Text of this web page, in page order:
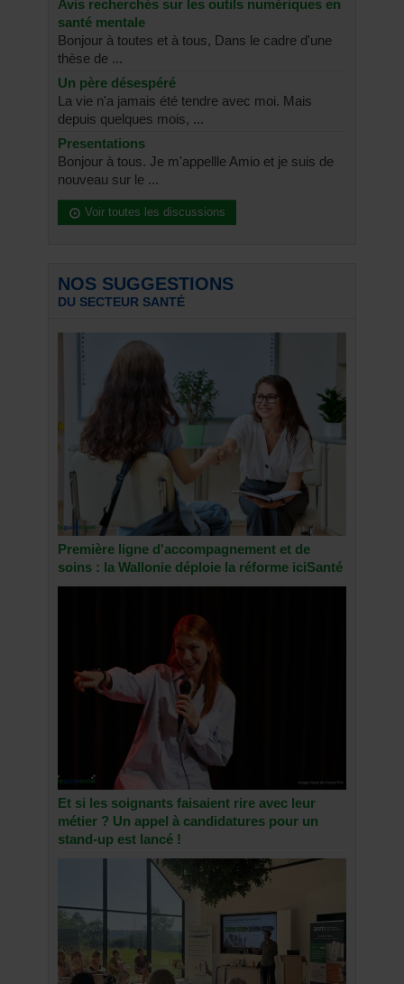
Avis recherchés sur les outils numériques en
santé mentale
Bonjour à toutes et à tous, Dans le cadre d'une
thèse de ...
Un père désespéré
La vie n'a jamais été tendre avec moi. Mais
depuis quelques mois, ...
Presentations
Bonjour à tous. Je m'appellle Amio et je suis de
nouveau sur le ...
Voir toutes les discussions
NOS SUGGESTIONS
DU SECTEUR SANTÉ
Première ligne d'accompagnement et de
soins : la Wallonie déploie la réforme iciSanté
Et si les soignants faisaient rire avec leur
métier ? Un appel à candidatures pour un
stand-up est lancé !